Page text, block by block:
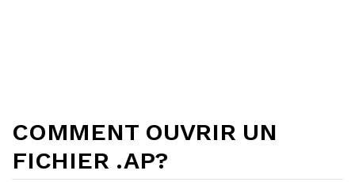
COMMENT OUVRIR UN
FICHIER .AP?